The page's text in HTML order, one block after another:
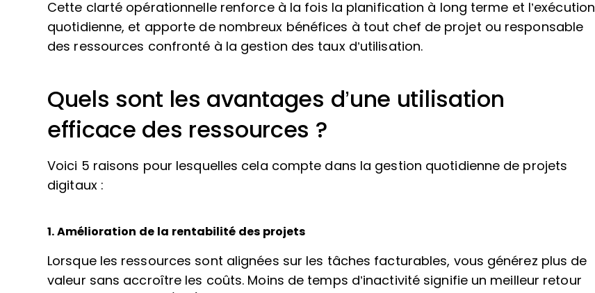
Cette clarté opérationnelle renforce à la fois la planification à long terme et l’exécution
quotidienne, et apporte de nombreux bénéfices à tout chef de projet ou responsable
des ressources confronté à la gestion des taux d’utilisation.
Quels sont les avantages d’une utilisation
efficace des ressources ?
Voici 5 raisons pour lesquelles cela compte dans la gestion quotidienne de projets
digitaux :
1. Amélioration de la rentabilité des projets
Lorsque les ressources sont alignées sur les tâches facturables, vous générez plus de
valeur sans accroître les coûts. Moins de temps d’inactivité signifie un meilleur retour